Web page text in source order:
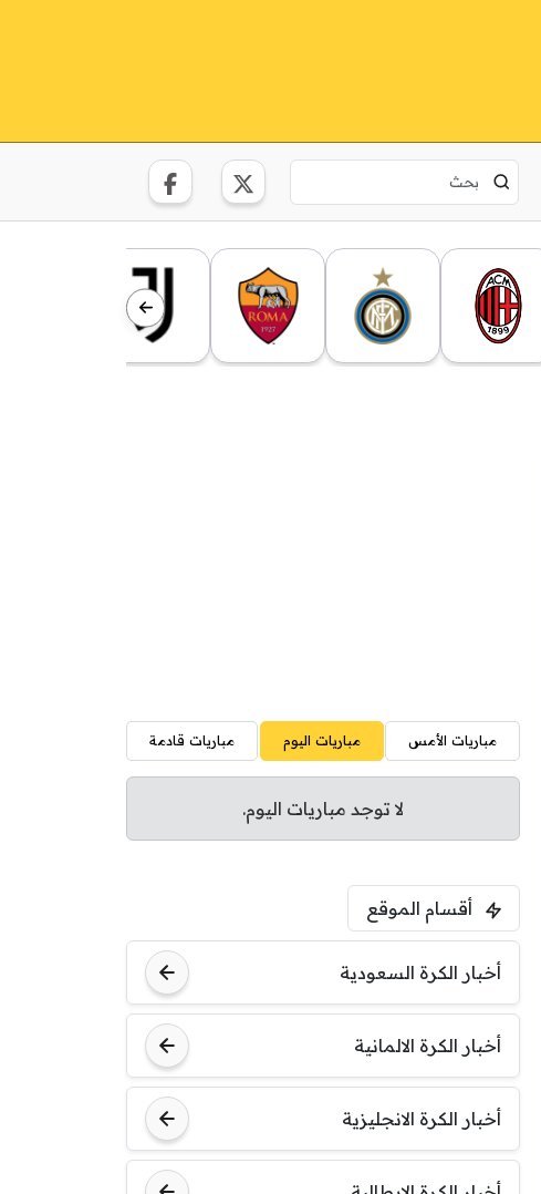
مباريات الأمس مباريات اليوم مباريات قادمة
لا توجد مباريات اليوم.
أقسام الموقع
أخبار الكرة السعودية
أخبار الكرة الالمانية
أخبار الكرة الانجليزية